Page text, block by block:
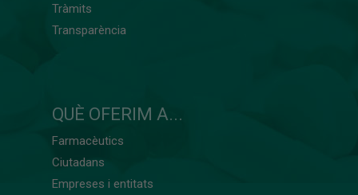
Tràmits
Transparència
QUÈ OFERIM A...
Farmacèutics
Ciutadans
Empreses i entitats